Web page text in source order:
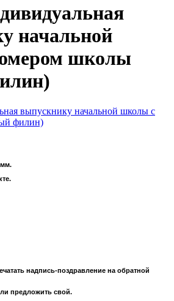
начальной
школы
мм.
надпись-поздравление на обратной
предложить свой.